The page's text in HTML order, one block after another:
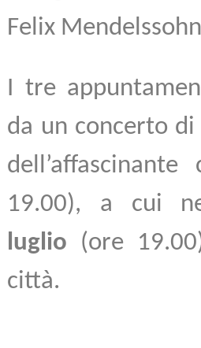
Felix
I tre
da un concerto
19.00), a cui
luglio (ore
città.